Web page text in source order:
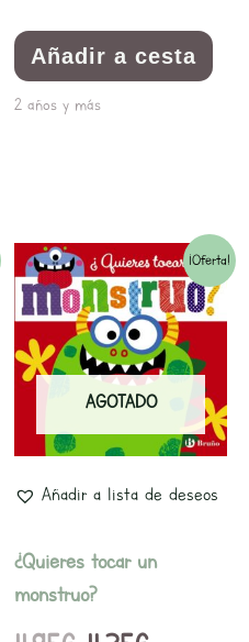
Añadir a cesta
2 años y más
¡Oferta!
AGOTADO
Añadir a lista de deseos
¿Quieres tocar un
monstruo?
El
precio
original
era:
11,95€.
El
precio
actual
es:
11,35€.